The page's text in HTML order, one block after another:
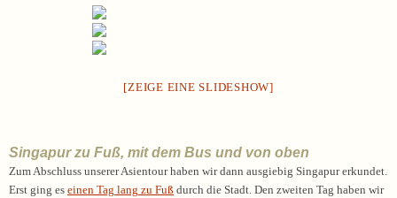
[ZEIGE EINE SLIDESHOW]
Singapur zu Fuß, mit dem Bus und von oben
Zum Abschluss unserer Asientour haben wir dann ausgiebig Singapur erkundet.
Erst ging es einen Tag lang zu Fuß durch die Stadt. Den zweiten Tag haben wir